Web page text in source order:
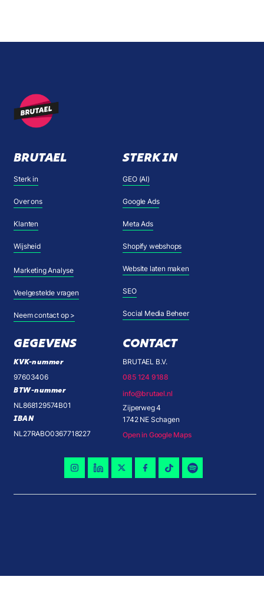
BRUTAEL
Sterk in
Over ons
Klanten
Wijsheid
Marketing Analyse
Veelgestelde vragen
Neem contact op >
STERK IN
GEO (AI)
Google Ads
Meta Ads
Shopify webshops
Website laten maken
SEO
Social Media Beheer
GEGEVENS
KVK-nummer
97603406
BTW-nummer
NL868129574B01
IBAN
NL27RABO0367718227
CONTACT
BRUTAEL B.V.
085 124 9188
info@brutael.nl
Zijperweg 4
1742 NE Schagen
Open in Google Maps